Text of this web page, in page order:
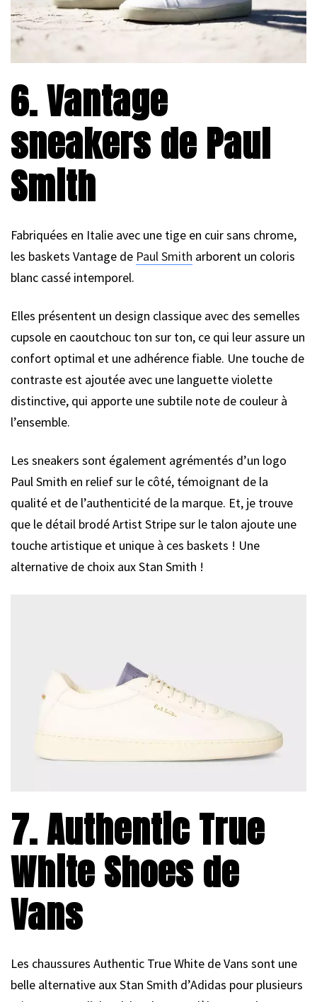
6. Vantage
sneakers de Paul
Smith
Fabriquées en Italie avec une tige en cuir sans chrome,
les baskets Vantage de Paul Smith arborent un coloris
blanc cassé intemporel.
Elles présentent un design classique avec des semelles
cupsole en caoutchouc ton sur ton, ce qui leur assure un
confort optimal et une adhérence fiable. Une touche de
contraste est ajoutée avec une languette violette
distinctive, qui apporte une subtile note de couleur à
l’ensemble.
Les sneakers sont également agrémentés d’un logo
Paul Smith en relief sur le côté, témoignant de la
qualité et de l’authenticité de la marque. Et, je trouve
que le détail brodé Artist Stripe sur le talon ajoute une
touche artistique et unique à ces baskets ! Une
alternative de choix aux Stan Smith !
7. Authentic True
White Shoes de
Vans
Les chaussures Authentic True White de Vans sont une
belle alternative aux Stan Smith d’Adidas pour plusieurs